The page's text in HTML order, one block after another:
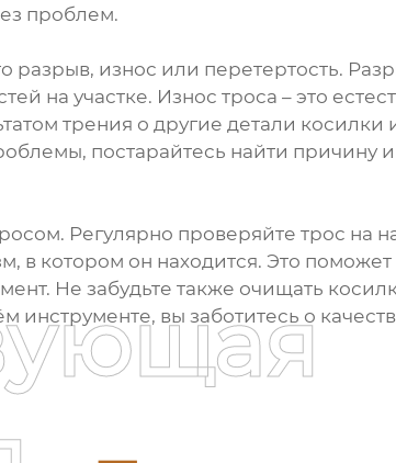
проблем.
разрыв, износ или перетертость.
на участке. Износ троса – это
трения о другие детали
постарайтесь найти причину
Регулярно проверяйте трос на
в котором он находится. Это
Не забудьте также очищать
вы заботитесь о